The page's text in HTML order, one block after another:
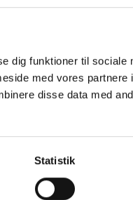
dig funktioner til sociale
med vores partnere
disse data med
Statistik